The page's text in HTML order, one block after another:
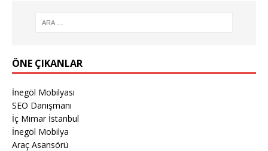
ÖNE ÇIKANLAR
İnegöl Mobilyası
SEO Danışmanı
İç Mimar İstanbul
İnegöl Mobilya
Araç Asansörü